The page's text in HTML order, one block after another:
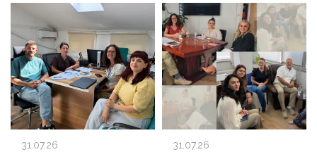
31.07.26 31.07.26